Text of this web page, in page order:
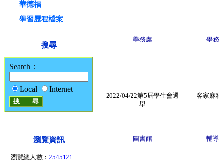
華德福
學習歷程檔案
搜尋
Search：
Local Internet
瀏覽資訊
瀏覽總人數： 2545121
學務處
2022/04/22第5屆學生會選
舉
學
客家麻
圖書館 輔